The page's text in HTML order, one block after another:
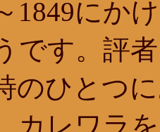
1849にか
です。評
のひとつ
カレワラ